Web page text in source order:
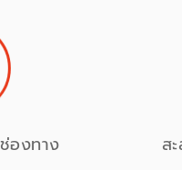
องทาง ส